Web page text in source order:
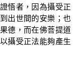
悟者，因為攝受正
出世間的安樂；也
德，而在佛菩提道
攝受正法能夠產生